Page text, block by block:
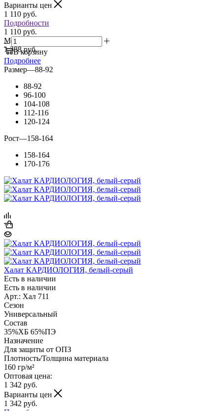
Варианты цен
1 110 руб.
Подробности
1 110 руб.
Мелкий опт:
1 388 руб.
В корзину
Подробнее
Размер—88-92
88-92
96-100
104-108
112-116
120-124
Рост—158-164
158-164
170-176
Халат КАРДИОЛОГИЯ, белый-серый
Есть в наличии
Есть в наличии
Арт.: Хал 711
Сезон
Универсальный
Состав
35%ХБ 65%ПЭ
Назначение
Для защиты от ОПЗ
Плотность/Толщина материала
160 гр/м²
Оптовая цена:
1 342 руб.
Варианты цен
1 342 руб.